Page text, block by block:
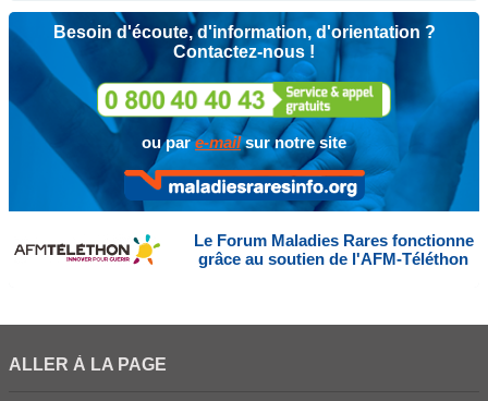
Besoin d'écoute, d'information, d'orientation ?
Contactez-nous !
ou pare-mailsur notre site
Le Forum Maladies Rares fonctionne
grâce au soutien de l'AFM-Téléthon
ALLER À LA PAGE